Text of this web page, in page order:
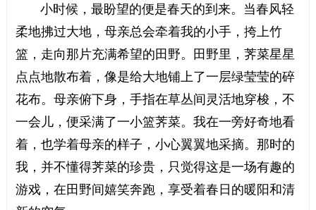
小时候，最盼望的便是春天的到来。当春风轻
柔地拂过大地，母亲总会牵着我的小手，挎上竹
篮，走向那片充满希望的田野。田野里，荠菜星星
点点地散布着，像是给大地铺上了一层绿莹莹的碎
花布。母亲俯下身，手指在草丛间灵活地穿梭，不
一会儿，便采满了一小篮荠菜。我在一旁好奇地看
着，也学着母亲的样子，小心翼翼地采摘。那时的
我，并不懂得荠菜的珍贵，只觉得这是一场有趣的
游戏，在田野间嬉笑奔跑，享受着春日的暖阳和清